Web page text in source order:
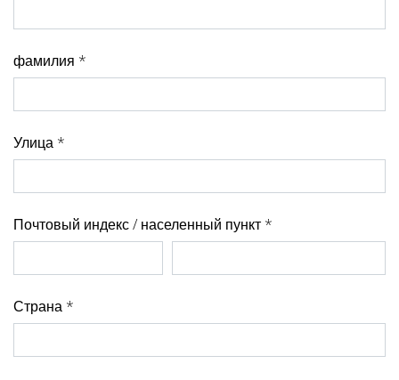
фамилия *
Улица *
Почтовый индекс / населенный пункт *
Страна *